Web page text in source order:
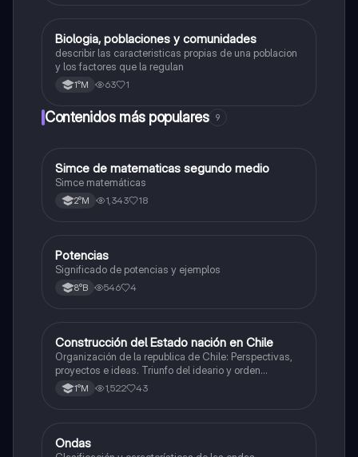
Biología
Biologia, poblaciones y comunidades
describir las caracteristicas propias de una poblacion
y los factores que la regulan
1°M 63 1
Contenidos más populares 9
Matemáticas
Simce de matematicas segundo medio
Simce matemáticas
2°M 1,343 18
Matemáticas
Potencias
Significado de potencias y ejemplos
8°B 546 4
Historia
Construcción del Estado nación en Chile
Organización de la republica de Chile: Perspectivas,
proyectos e ideas. Triunfo del ideario y orden
conservador. Constitución de 1833. "Era Portaliana"
1°M 1,522 43
Física
Ondas